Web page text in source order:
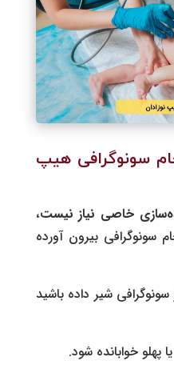
سونوگرافی هیپ
خاصی نیاز نیست،
سونوگرافی بیرون آورده
شیر داده باشید
خوابانده شود.